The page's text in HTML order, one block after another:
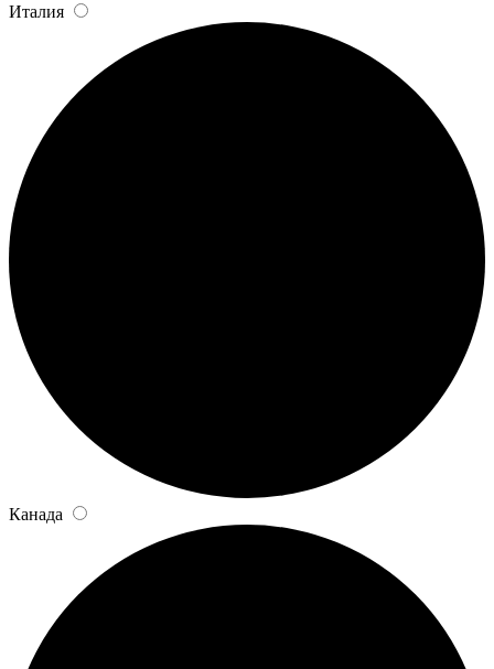
Италия
Канада